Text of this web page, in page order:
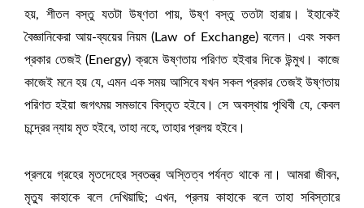
হয়, শীতল বস্তু যতটা উষ্ণতা পায়, উষ্ণ বস্তু ততটা হারায়। ইহাকেই
বৈজ্ঞানিকেরা আয়-ব্যয়ের নিয়ম (Law of Exchange) বলেন। এবং সকল
প্রকার তেজই (Energy) ক্রমে উষ্ণতায় পরিণত হইবার দিকে উন্মুখ। কাজে
কাজেই মনে হয় যে, এমন এক সময় আসিবে যখন সকল প্রকার তেজই উষ্ণতায়
পরিণত হইয়া জগৎময় সমভাবে বিস্তৃত হইবে। সে অবস্থায় পৃথিবী যে, কেবল
চন্দ্রের ন্যায় মৃত হইবে, তাহা নহে, তাহার প্রলয় হইবে।
প্রলয়ে গ্রহের মৃতদেহের স্বতন্ত্র অস্তিত্ব পর্যন্ত থাকে না। আমরা জীবন,
মৃত্যু কাহাকে বলে দেখিয়াছি; এখন, প্রলয় কাহাকে বলে তাহা সবিস্তারে